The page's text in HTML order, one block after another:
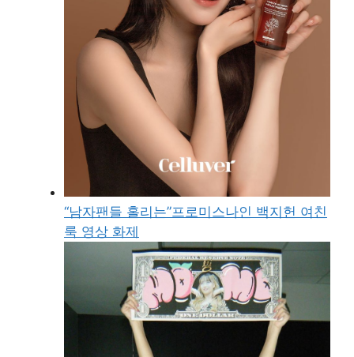
“남자팬들 홀리는”프로미스나인 백지헌 여친
룩 영상 화제